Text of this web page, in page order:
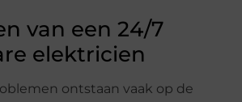
van een 24/7
elektricien
ontstaan vaak op de